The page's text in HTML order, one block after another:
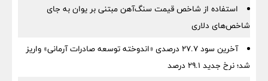
استفاده از شاخص قیمت سنگ‌آهن مبتنی بر یوان به جای
شاخص‌های دلاری
آخرین سود ۲۷.۷ درصدی «اندوخته توسعه صادرات آرمانی» واریز
شد؛ نرخ جدید ۲۹.۱ درصد